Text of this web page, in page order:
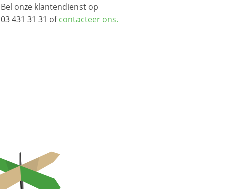
Bel onze klantendienst op
03 431 31 31 ofcontacteer ons.